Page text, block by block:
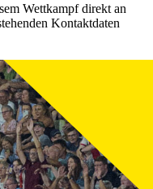
Wettkampf direkt an
Kontaktdaten